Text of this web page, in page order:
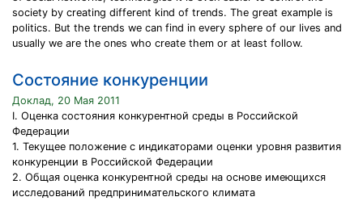
society by creating different kind of trends. The great example is
politics. But the trends we can find in every sphere of our lives and
usually we are the ones who create them or at least follow.
Cостояние конкуренции
Доклад, 20 Мая 2011
I. Оценка состояния конкурентной среды в Российской
Федерации
1. Текущее положение с индикаторами оценки уровня развития
конкуренции в Российской Федерации
2. Общая оценка конкурентной среды на основе имеющихся
исследований предпринимательского климата